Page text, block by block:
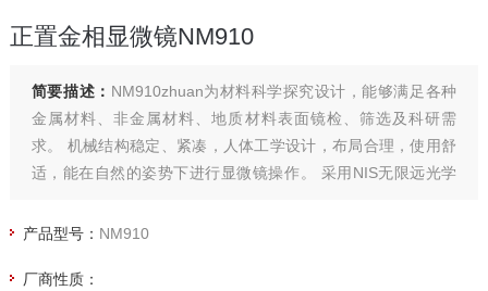
正置金相显微镜NM910
简要描述： NM910zhuan为材料科学探究设计，能够满足各种
金属材料、非金属材料、地质材料表面镜检、筛选及科研需
求。 机械结构稳定、紧凑，人体工学设计，布局合理，使用舒
适，能在自然的姿势下进行显微镜操作。 采用NIS无限远光学
学品质，成像可靠，提供高对比，清晰明亮的图像。 采用模块
法。是半导体器件、FPD、电子器件、材料、精密模具制造的
产品型号： NM910
厂商性质：